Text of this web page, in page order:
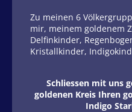
Zu meinen 6
mir, meinem goldenem
Delfinkinder,
Kristallkinder,
Schliessen mit uns
goldenen Kreis Ihren
Indigo